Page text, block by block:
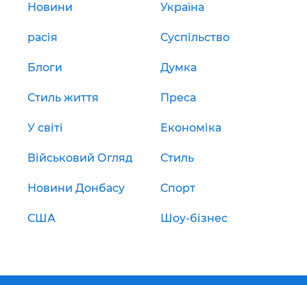
Новини Україна
расія Суспільство
Блоги Думка
Стиль життя Преса
У світі Економіка
Військовий Огляд Стиль
Новини Донбасу Спорт
США Шоу-бізнес